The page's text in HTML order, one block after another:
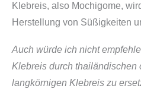
Klebreis, also Mochigome,
Herstellung von Süßigkeiten
Auch würde ich nicht
Klebreis durch thailändischen
langkörnigen Klebreis zu